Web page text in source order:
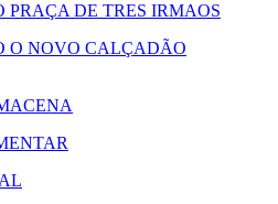
DE TRES IRMAOS
O NOVO CALÇADÃO